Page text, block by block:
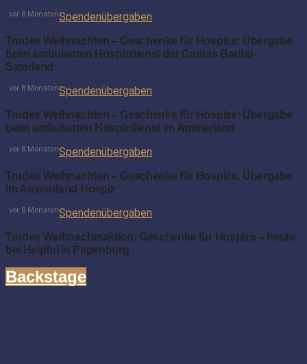
Spendenübergaben
vor 8 Monaten
Trudes Weihnachten – Geschenke für Hospize: Übergabe
beim ambulanten Hospizdienst der Caritas Barßel-
Saterland
Spendenübergaben
vor 8 Monaten
Trudes Weihnachten – Geschenke für Hospize: Übergabe
beim ambulanten Hospizdienst im Ammerland
Spendenübergaben
vor 8 Monaten
Trudes Weihnachten – Geschenke für Hospize: Übergabe
im Ammerland Hospiz
Spendenübergaben
vor 8 Monaten
Trudes Weihnachtsaktion: Geschenke für Hospize – heute
bei Helpful in Papenburg
Backstage